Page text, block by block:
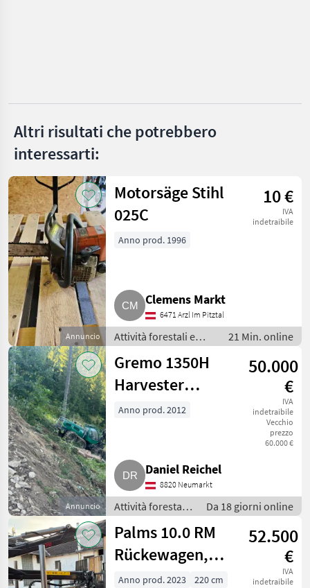
Vogesenblitz
Mostra
tutti
39
MARKETPLACE
Marketplace
Offerte dei
rivenditori
Altri risultati che potrebbero
interessarti:
Annuncio
Motorsäge Stihl
025C
10 €
IVA
indetraibile
Anno prod. 1996
Clemens Markt
6471 Arzl Im Pitztal
Attività forestali e
lavorazione del legno
/ Motoseghe
21 Min. online
Annuncio
Gremo 1350H
Harvester
(Gremo 1350H)
50.000
€
IVA
indetraibile
Vecchio
prezzo
60.000 €
Anno prod. 2012
Daniel Reichel
8820 Neumarkt
Attività forestali
e lavorazione del
legno / Altre
macchine
forestali e per il
legno
Da 18 giorni online
Palms 10.0 RM
Rückewagen,
Kran FK 5.72,
52.500
€
IVA
indetraibile
Anno prod. 2023 220 cm